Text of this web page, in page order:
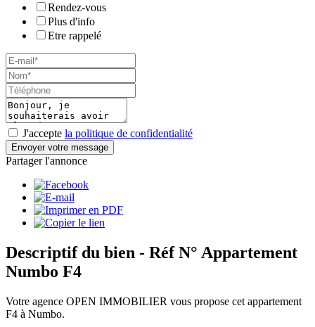
Rendez-vous
Plus d'info
Etre rappelé
J'accepte la politique de confidentialité
Envoyer votre message
Partager l'annonce
Descriptif du bien - Réf N° Appartement
Numbo F4
Votre agence OPEN IMMOBILIER vous propose cet appartement
F4 à Numbo.